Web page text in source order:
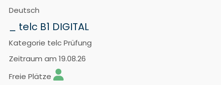
Deutsch
_ telc B1 DIGITAL
Kategorie telc Prüfung
Zeitraum am 19.08.26
Freie Plätze